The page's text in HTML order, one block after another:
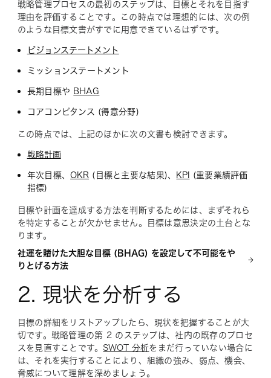
戦略管理プロセスの最初のステップは、目標とそれを目指す
理由を評価することです。この時点では理想的には、次の例
のような目標文書がすでに用意できているはずです。
ビジョンステートメント
ミッションステートメント
長期目標や BHAG
コアコンピタンス (得意分野)
この時点では、上記のほかに次の文書も検討できます。
戦略計画
年次目標、OKR (目標と主要な結果)、 KPI
(重要業績評価
指標)
目標や計画を達成する方法を判断するためには、まずそれら
を特定することが欠かせません。目標は意思決定の土台とな
ります。
社運を賭けた大胆な目標 (BHAG) を設定して不可能をや
りとげる方法
2. 現状を分析する
目標の詳細をリストアップしたら、現状を把握することが大
切です。戦略管理の第 2 のステップは、社内の既存のプロセ
スを見直すことです。 SWOT 分析をまだ行っていない場合に
は、それを実行することにより、組織の強み、弱点、機会、
脅威について理解を深めましょう。